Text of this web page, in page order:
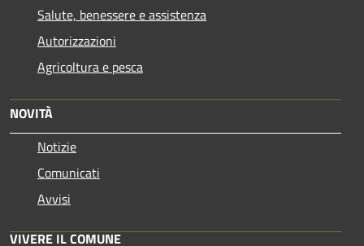
Salute, benessere e assistenza
Autorizzazioni
Agricoltura e pesca
NOVITÀ
Notizie
Comunicati
Avvisi
VIVERE IL COMUNE